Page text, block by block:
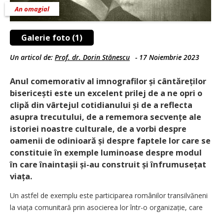
Galerie foto (1)
An omagial
Un articol de: Prof. dr. Dorin Stănescu - 17 Noiembrie 2023
Anul comemorativ al imnografilor și cântă­reților
bisericești este un excelent prilej de a ne opri o
clipă din vârtejul cotidianului și de a reflecta
asupra trecutului, de a rememora secvențe ale
istoriei noastre culturale, de a vorbi despre
oamenii de odinioară și despre faptele lor care se
constituie în exemple luminoase despre modul
în care înaintașii și-au construit și înfrumusețat
viața.
Un astfel de exemplu este participarea românilor transilvăneni
la viața comunitară prin asocierea lor într-o organizație, care